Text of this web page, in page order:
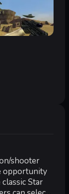
shooter
opportunity
Star
DirectX 9 and